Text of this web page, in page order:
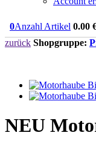
0Anzahl Artikel 0.00
zurück Shopgruppe:
NEU